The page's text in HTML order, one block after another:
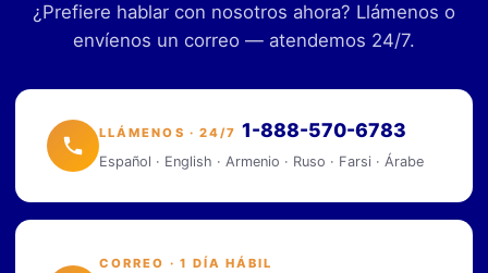
¿Prefiere hablar con nosotros ahora? Llámenos o
envíenos un correo — atendemos 24/7.
LLÁMENOS · 24/7 1-888-570-6783
Español · English · Armenio · Ruso · Farsi · Árabe
CORREO · 1 DÍA HÁBIL